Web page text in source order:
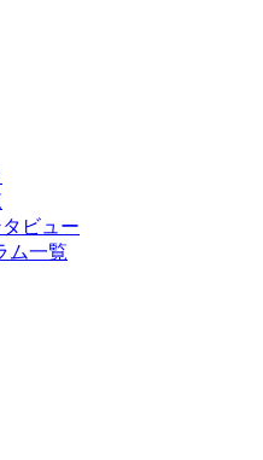
ビュー
ム一覧